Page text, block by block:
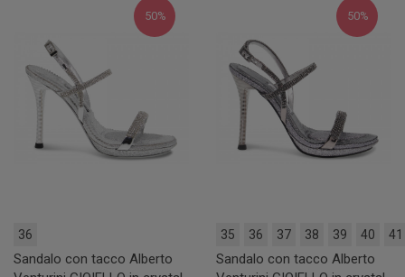
50%
36
Sandalo con tacco Alberto
50%
35 36 37 38 39 40 41
Sandalo con tacco Alberto